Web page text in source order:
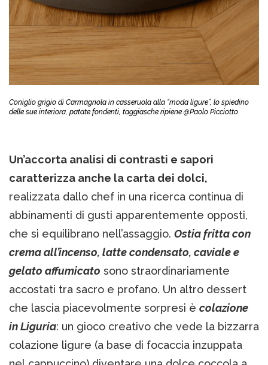
Coniglio grigio di Carmagnola in casseruola alla “moda ligure”, lo spiedino
delle sue interiora, patate fondenti, taggiasche ripiene @Paolo Picciotto
Un’accorta analisi di contrasti e sapori
caratterizza anche la carta dei dolci,
realizzata dallo chef in una ricerca continua di
abbinamenti di gusti apparentemente opposti,
che si equilibrano nell’assaggio. Ostia fritta con
crema all’incenso, latte condensato, caviale e
gelato affumicato sono straordinariamente
accostati tra sacro e profano. Un altro dessert
che lascia piacevolmente sorpresi è colazione
in Liguria: un gioco creativo che vede la bizzarra
colazione ligure (a base di focaccia inzuppata